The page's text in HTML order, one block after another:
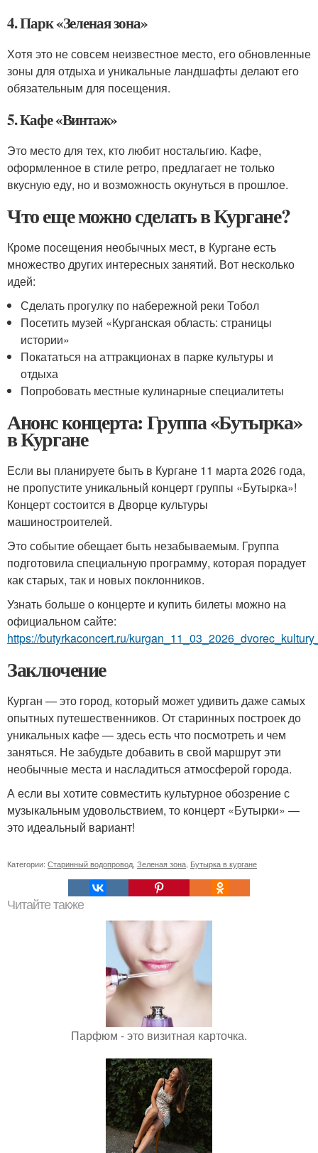
4. Парк «Зеленая зона»
Хотя это не совсем неизвестное место, его обновленные
зоны для отдыха и уникальные ландшафты делают его
обязательным для посещения.
5. Кафе «Винтаж»
Это место для тех, кто любит ностальгию. Кафе,
оформленное в стиле ретро, предлагает не только
вкусную еду, но и возможность окунуться в прошлое.
Что еще можно сделать в Кургане?
Кроме посещения необычных мест, в Кургане есть
множество других интересных занятий. Вот несколько
идей:
Сделать прогулку по набережной реки Тобол
Посетить музей «Курганская область: страницы
истории»
Покататься на аттракционах в парке культуры и
отдыха
Попробовать местные кулинарные специалитеты
Анонс концерта: Группа «Бутырка»
в Кургане
Если вы планируете быть в Кургане 11 марта 2026 года,
не пропустите уникальный концерт группы «Бутырка»!
Концерт состоится в Дворце культуры
машиностроителей.
Это событие обещает быть незабываемым. Группа
подготовила специальную программу, которая порадует
как старых, так и новых поклонников.
Узнать больше о концерте и купить билеты можно на
официальном сайте:
https://butyrkaconcert.ru/
Заключение
Курган — это город, который может удивить даже самых
опытных путешественников. От старинных построек до
уникальных кафе — здесь есть что посмотреть и чем
заняться. Не забудьте добавить в свой маршрут эти
необычные места и насладиться атмосферой города.
А если вы хотите совместить культурное обозрение с
музыкальным удовольствием, то концерт «Бутырки» —
это идеальный вариант!
Категории: Старинный водопровод Зеленая зона Бутырка в кургане
Читайте также
Парфюм - это визитная карточка.